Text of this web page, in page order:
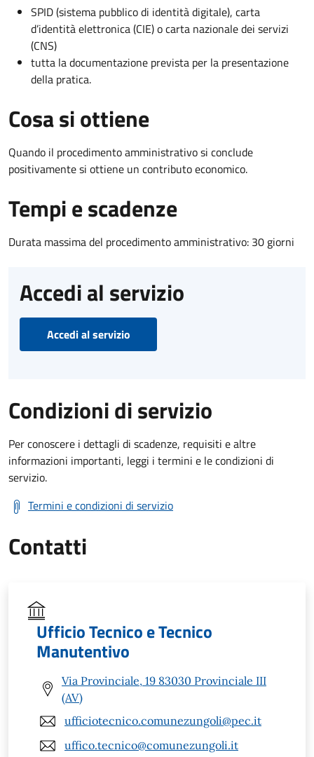
SPID (sistema pubblico di identità digitale), carta
d’identità elettronica (CIE) o carta nazionale dei servizi
(CNS)
tutta la documentazione prevista per la presentazione
della pratica.
Cosa si ottiene
Quando il procedimento amministrativo si conclude
positivamente si ottiene un contributo economico.
Tempi e scadenze
Durata massima del procedimento amministrativo: 30 giorni
Accedi al servizio
Accedi al servizio
Condizioni di servizio
Per conoscere i dettagli di scadenze, requisiti e altre
informazioni importanti, leggi i termini e le condizioni di
servizio.
Termini e condizioni di servizio
Contatti
Ufficio Tecnico e Tecnico
Manutentivo
Via Provinciale, 19 83030 Provinciale III
(AV)
ufficiotecnico.comunezungoli@pec.it
uffico.tecnico@comunezungoli.it